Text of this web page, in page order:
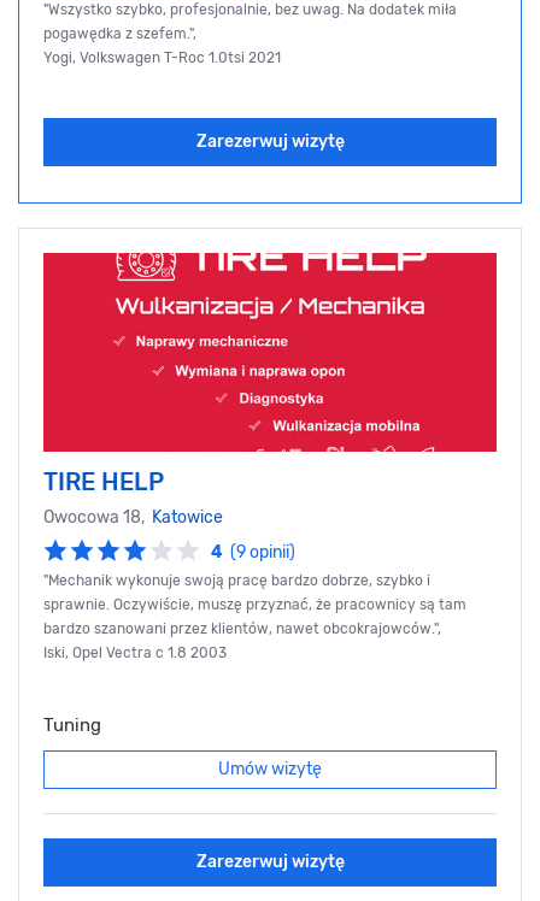
"Wszystko szybko, profesjonalnie, bez uwag. Na dodatek miła
pogawędka z szefem.",
Yogi, Volkswagen T-Roc 1.0tsi 2021
Zarezerwuj wizytę
TIRE HELP
Owocowa 18, Katowice
4 (9 opinii)
"Mechanik wykonuje swoją pracę bardzo dobrze, szybko i
sprawnie. Oczywiście, muszę przyznać, że pracownicy są tam
bardzo szanowani przez klientów, nawet obcokrajowców.",
Iski, Opel Vectra c 1.8 2003
Tuning
Umów wizytę
Zarezerwuj wizytę